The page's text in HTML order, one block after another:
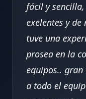
fácil y
exelentes y
tuve una
prosea en la
equipos.. gran
a todo el